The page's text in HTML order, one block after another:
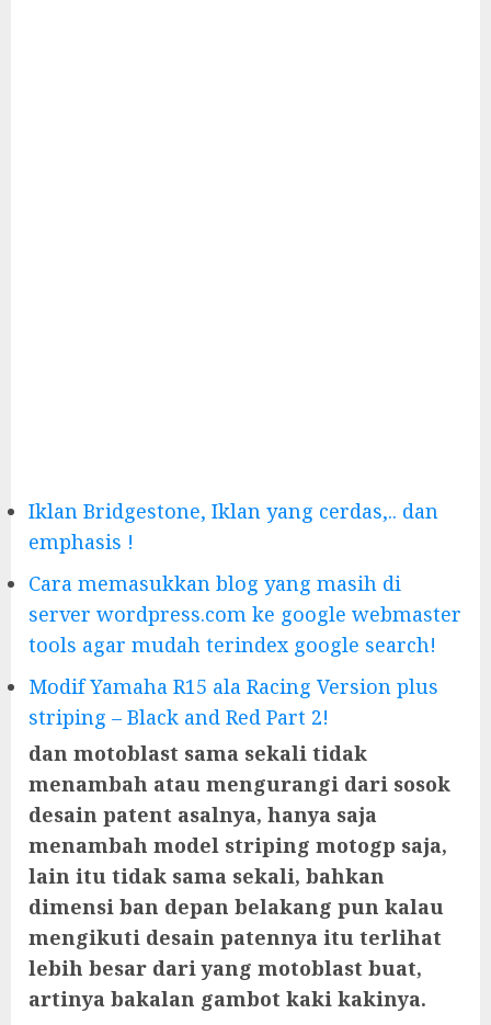
Iklan Bridgestone, Iklan yang cerdas,.. dan
emphasis !
Cara memasukkan blog yang masih di
server wordpress.com ke google webmaster
tools agar mudah terindex google search!
Modif Yamaha R15 ala Racing Version plus
striping – Black and Red Part 2!
dan motoblast sama sekali tidak
menambah atau mengurangi dari sosok
desain patent asalnya, hanya saja
menambah model striping motogp saja,
lain itu tidak sama sekali, bahkan
dimensi ban depan belakang pun kalau
mengikuti desain patennya itu terlihat
lebih besar dari yang motoblast buat,
artinya bakalan gambot kaki kakinya.